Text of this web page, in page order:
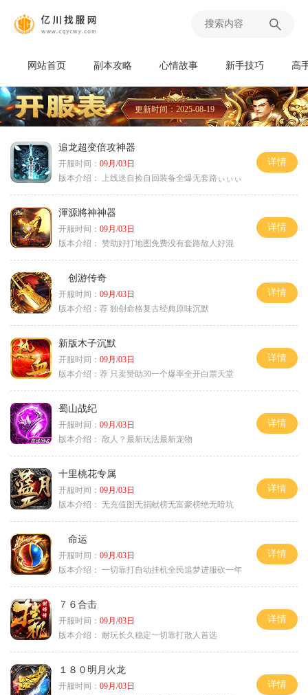
网站首页 副本攻略 心情故事 新手技巧 高
更新时间：2025-08-19
追龙超变倍攻神器
开服时间： 09月/03日
版本介绍：
上线送自捡自回装备全爆无套路ぃぃぃ
详情
渾源將神神器
开服时间： 09月/03日
版本介绍： 赞助好打地图免费没有套路散人好混
详情
创游传奇
开服时间： 09月/03日
版本介绍： 荐 独创命格复古经典原味沉默
详情
新版木子沉默
开服时间： 09月/03日
版本介绍： 荐 只卖赞助30一个爆率全开白票天堂
详情
蜀山战纪
开服时间： 09月/03日
版本介绍： 散人？最新玩法最新宠物
详情
十里桃花专属
开服时间： 09月/03日
版本介绍： 无充值图无捐献榜无富豪榜绝无暗坑
详情
命运
开服时间： 09月/03日
版本介绍： 一切靠打自动挂机全民追梦进服砍一年
详情
７６合击
开服时间： 09月/03日
版本介绍： 耐玩长久稳定一切靠打散人首选
详情
１８０明月火龙
开服时间： 09月/03日
详情